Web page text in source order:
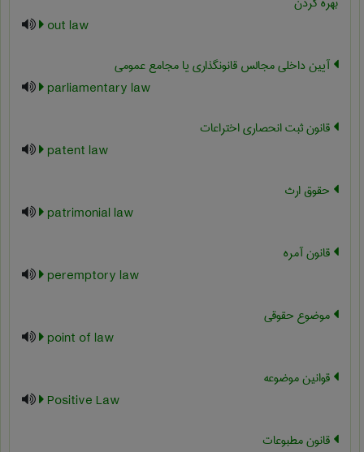
out law
آیین داخلی مجالس قانونگذاری یا مجامع عمومی
parliamentary law
قانون ثبت انحصاری اختراعات
patent law
حقوق ارث
patrimonial law
قانون آمره
peremptory law
موضوع حقوقی
point of law
قوانین موضوعه
Positive Law
قانون مطبوعات